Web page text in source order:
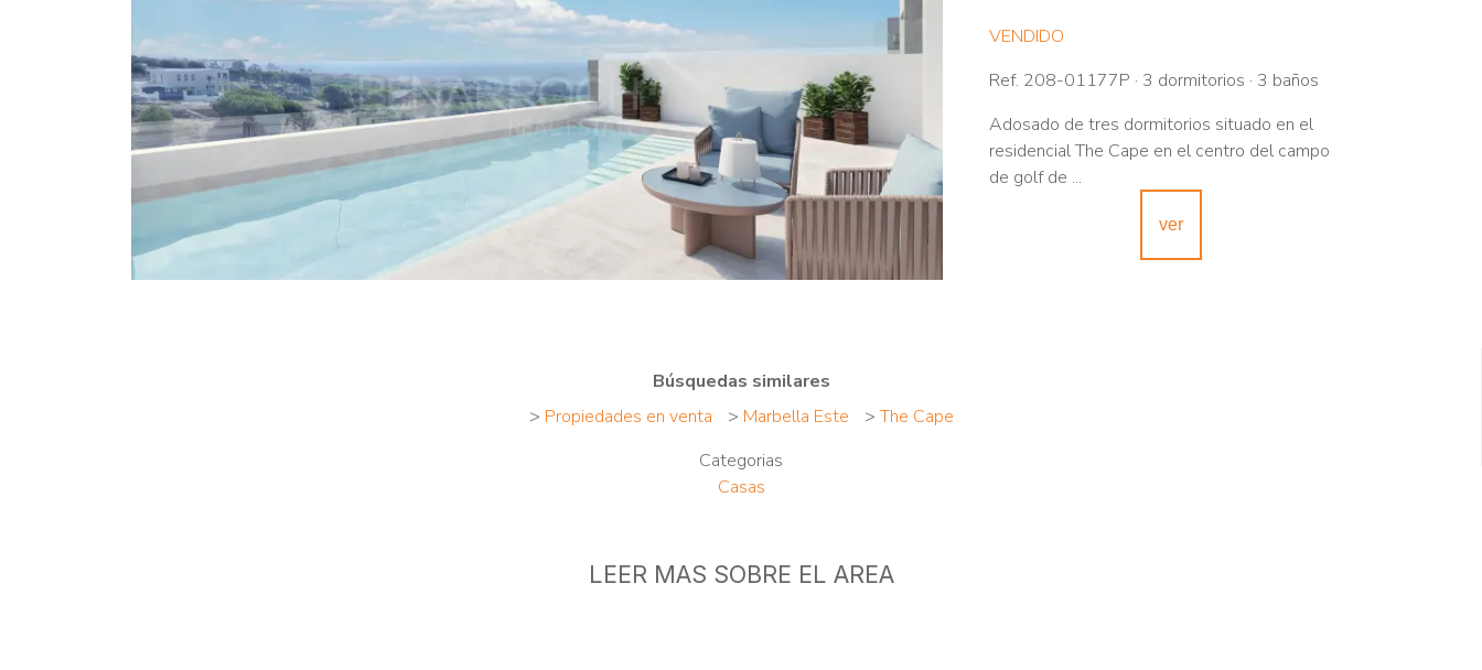
VENDIDO
Ref. 208-01177P · 3 dormitorios · 3 baños
Adosado de tres dormitorios situado en el
residencial The Cape en el centro del campo
de golf de ...
ver
Búsquedas similares
> Propiedades en venta > Marbella Este >The Cape
Categorias
Casas
LEER MAS SOBRE EL AREA